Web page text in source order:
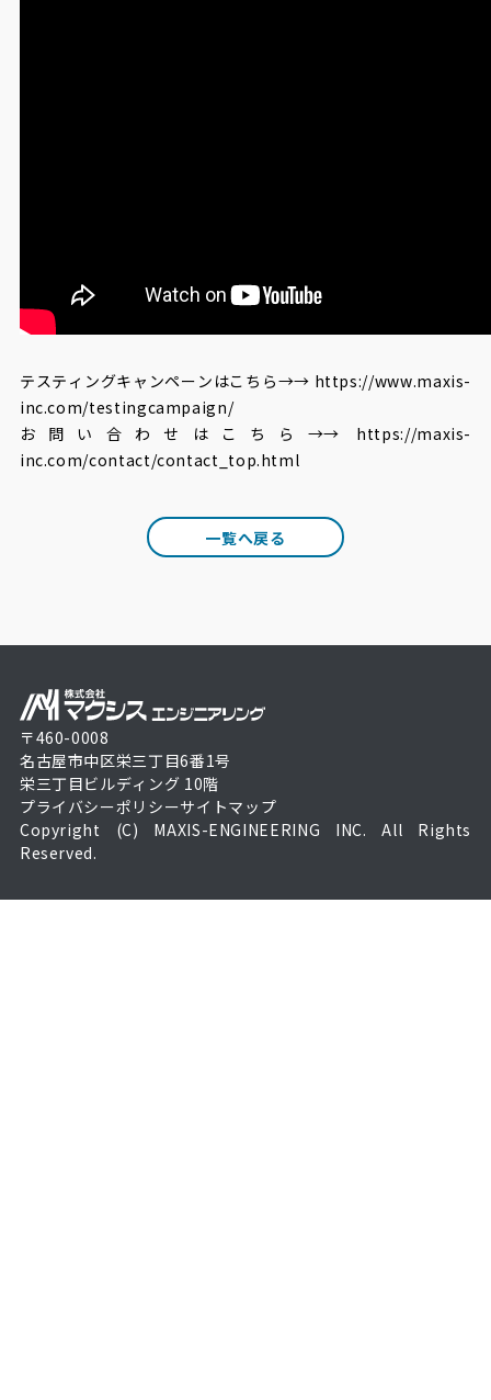
テスティングキャンペーンはこちら→→ https://www.maxis-
inc.com/testingcampaign/
お問い合わせはこちら→→ https://maxis-
inc.com/contact/contact_top.html
一覧へ戻る
〒460-0008
名古屋市中区栄三丁目6番1号
栄三丁目ビルディング 10階
プライバシーポリシーサイトマップ
Copyright (C) MAXIS-ENGINEERING INC. All Rights
Reserved.